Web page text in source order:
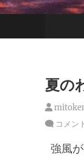
夏の
コメン
強風